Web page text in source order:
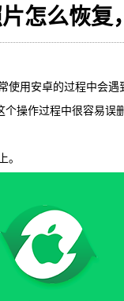
苹
iPhone/
WIN版下载
怎么恢复
使用安卓的过程中会
操作过程中很容易误
。